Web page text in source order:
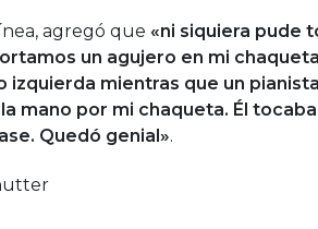
agregó que «ni siquiera pude
un agujero en mi
izquierda mientras que un
mano por mi chaqueta. Él
Quedó genial».